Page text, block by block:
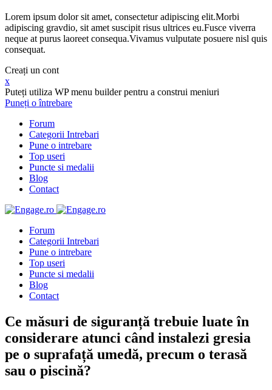
Lorem ipsum dolor sit amet, consectetur adipiscing elit.Morbi
adipiscing gravdio, sit amet suscipit risus ultrices eu.Fusce viverra
neque at purus laoreet consequa.Vivamus vulputate posuere nisl quis
consequat.
Creați un cont
x
Puteți utiliza WP menu builder pentru a construi meniuri
Puneți o întrebare
Forum
Categorii Intrebari
Pune o intrebare
Top useri
Puncte si medalii
Blog
Contact
Forum
Categorii Intrebari
Pune o intrebare
Top useri
Puncte si medalii
Blog
Contact
Ce măsuri de siguranță trebuie luate în
considerare atunci când instalezi gresia
pe o suprafață umedă, precum o terasă
sau o piscină?